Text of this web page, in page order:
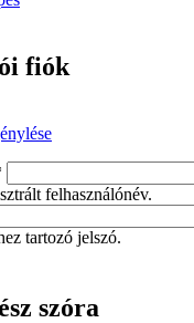
fiók
felhasználónév.
tartozó jelszó.
szóra